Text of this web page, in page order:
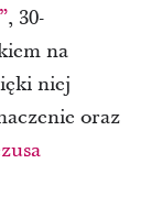
, 30-
na
niej
oraz